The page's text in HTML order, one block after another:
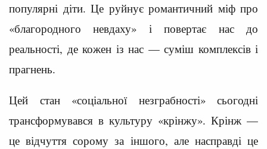
популярні діти. Це руйнує романтичний міф про
«благородного невдаху» і повертає нас до
реальності, де кожен із нас — суміш комплексів і
прагнень.
Цей стан «соціальної незграбності» сьогодні
трансформувався в культуру «крінжу». Крінж —
це відчуття сорому за іншого, але насправді це